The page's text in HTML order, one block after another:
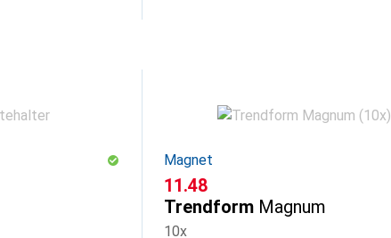
Magnet
CHF
11.48
Trendform Magnum
10x